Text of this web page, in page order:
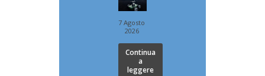
7 Agosto
2026
Continua
a
leggere